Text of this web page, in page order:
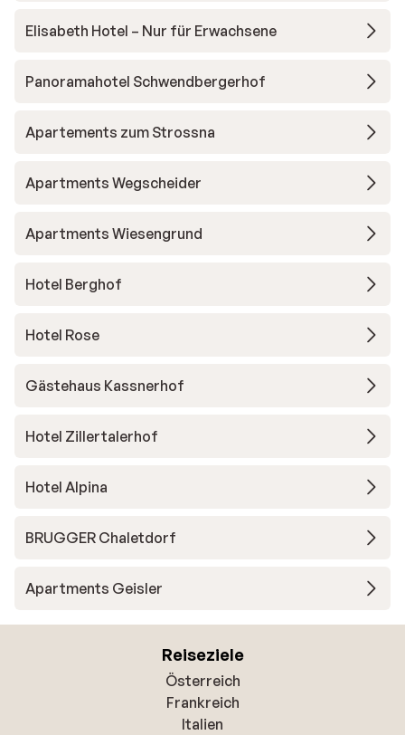
Elisabeth Hotel – Nur für Erwachsene
Panoramahotel Schwendbergerhof
Apartements zum Strossna
Apartments Wegscheider
Apartments Wiesengrund
Hotel Berghof
Hotel Rose
Gästehaus Kassnerhof
Hotel Zillertalerhof
Hotel Alpina
BRUGGER Chaletdorf
Apartments Geisler
Reiseziele
Österreich
Frankreich
Italien